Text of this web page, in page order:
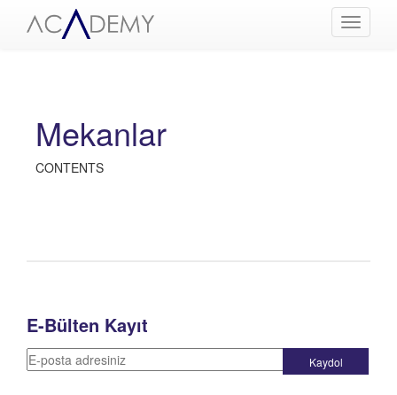
Menüyü
Aç
Mekanlar
CONTENTS
E-Bülten Kayıt